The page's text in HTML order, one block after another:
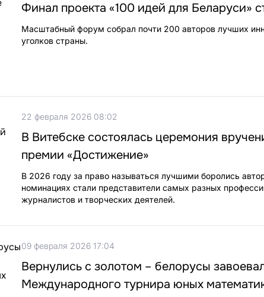
Финал проекта «100 идей для Беларуси»
Масштабный форум собрал почти 200 авторов лучших
уголков страны.
22 февраля 2026 08:02
В Витебске состоялась церемония
премии «Достижение»
В 2026 году за право называться лучшими боролись
номинациях стали представители самых разных
журналистов и творческих деятелей.
09 февраля 2026 17:04
Вернулись с золотом – белорусы
Международного турнира юных